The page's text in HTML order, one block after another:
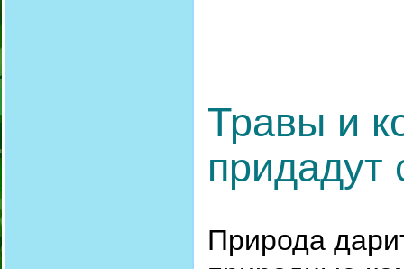
Травы и
придадут
Природа